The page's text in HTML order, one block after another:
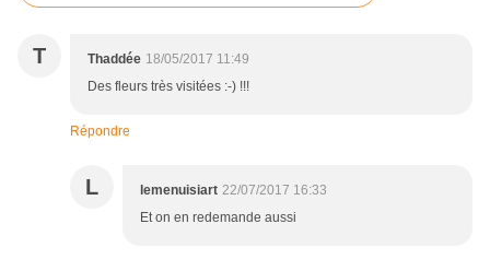
T Thaddée 18/05/2017 11:49
Des fleurs très visitées :-) !!!
Répondre
L lemenuisiart 22/07/2017 16:33
Et on en redemande aussi